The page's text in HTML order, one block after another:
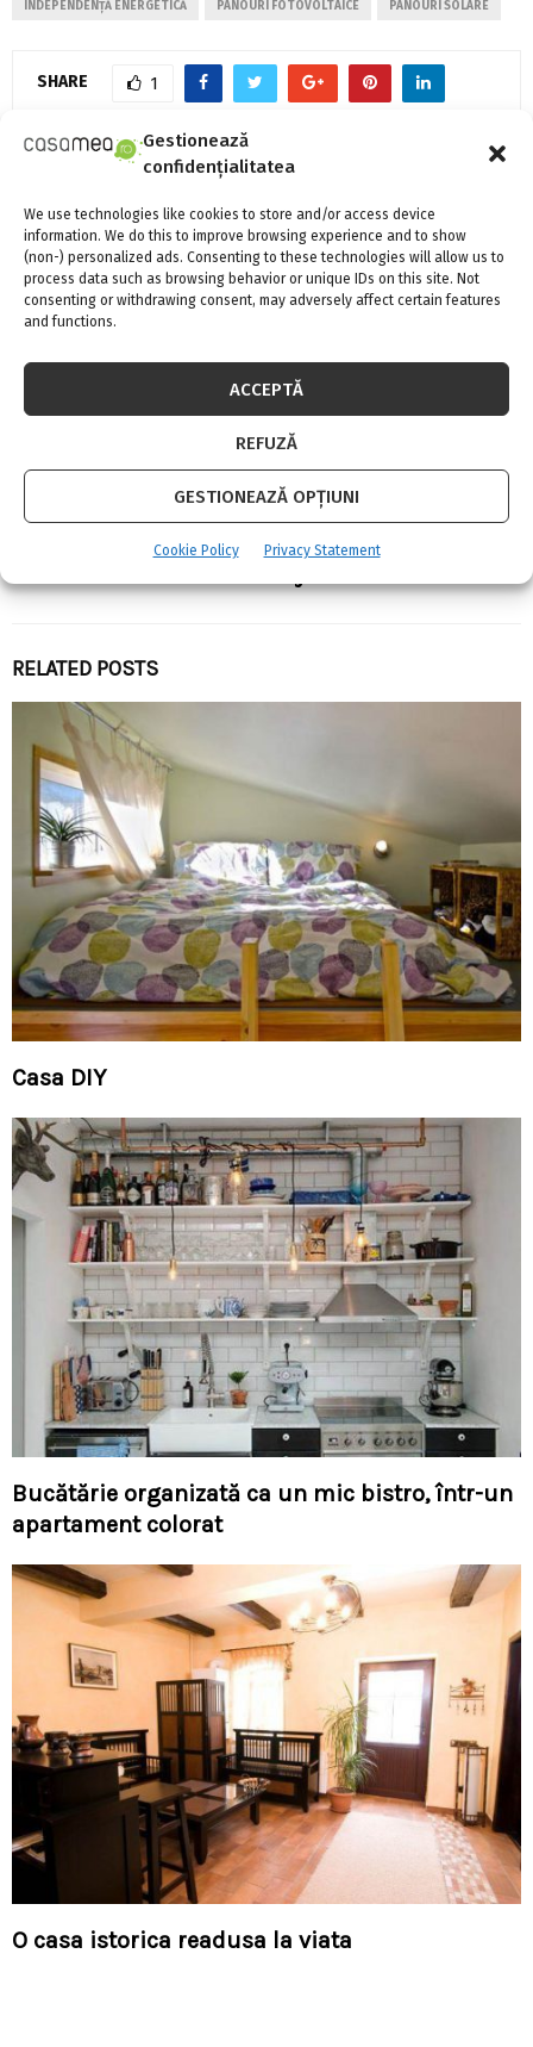
Gestionează
confidențialitatea
We use technologies like cookies to store and/or access device
information. We do this to improve browsing experience and to show
(non-) personalized ads. Consenting to these technologies will allow us to
process data such as browsing behavior or unique IDs on this site. Not
consenting or withdrawing consent, may adversely affect certain features
and functions.
ACCEPTĂ
REFUZĂ
GESTIONEAZĂ OPȚIUNI
Cookie Policy Privacy Statement
INDEPENDENȚĂ ENERGETICĂ PANOURI FOTOVOLTAICE PANOURI SOLARE
SHARE 1
PREVIOUS POST
alegi ceva potrivit pentru sufrageria ta
NEXT POST
complet pentru maximizarea performanței
RELATED POSTS
Casa DIY
Bucătărie organizată ca un mic bistro, într-un
apartament colorat
O casa istorica readusa la viata